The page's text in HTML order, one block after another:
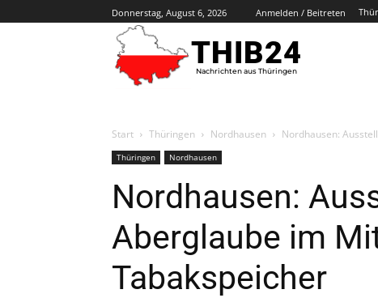
Donnerstag, August 6, 2026 Anmelden / Beitreten
THIB24
Nachrichten aus Thüringen
Start Thüringen Nordhausen Nordhausen:
Thüringen Nordhausen
Nordhausen:
Aberglaube im
Tabakspeicher